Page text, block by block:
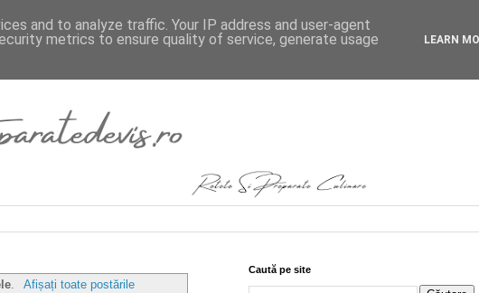
. Afișați toate postările
Caută pe site
and to analyze traffic. Your IP address and user-agent
metrics to ensure quality of service, generate usage
LEARN